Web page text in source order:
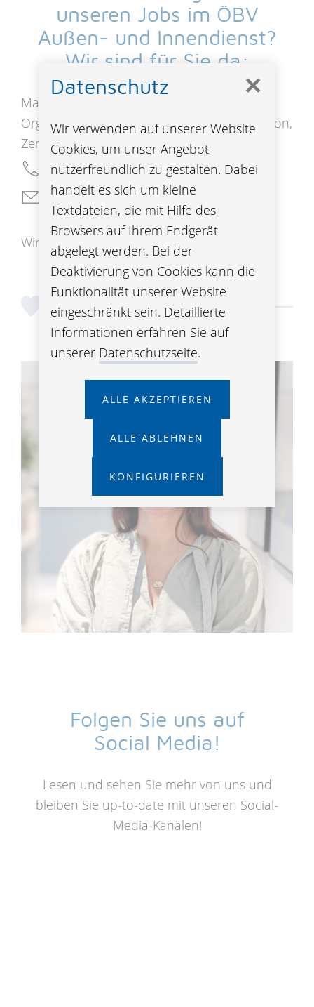
unseren Jobs im ÖBV
Außen- und Innendienst?
Wir sind für Sie da:
Mag.
Organisationsentwicklung und Kommunikation,
Zentrale Wien
0664/825 22 49
katharina.joebstl-styblo@oebv
Wir freuen uns, von Ihnen zu hören.
Folgen Sie uns auf
Social Media!
Lesen und sehen Sie mehr von uns und
bleiben Sie up-to-date mit unseren Social-
Media-Kanälen!
✕
Datenschutz
Wir verwenden auf unserer Website
Cookies, um unser Angebot
nutzerfreundlich zu gestalten. Dabei
handelt es sich um kleine
Textdateien, die mit Hilfe des
Browsers auf Ihrem Endgerät
abgelegt werden. Bei der
Deaktivierung von Cookies kann die
Funktionalität unserer Website
eingeschränkt sein. Detaillierte
Informationen erfahren Sie auf
unserer Datenschutzseite.
ALLE AKZEPTIEREN
ALLE ABLEHNEN
KONFIGURIEREN